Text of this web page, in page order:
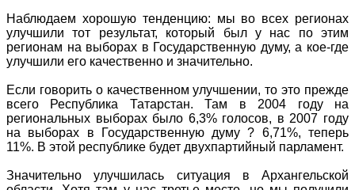
Наблюдаем хорошую тенденцию: мы во всех регионах
улучшили тот результат, который был у нас по этим
регионам на выборах в Государственную думу, а кое-где
улучшили его качественно и значительно.
Если говорить о качественном улучшении, то это прежде
всего Республика Татарстан. Там в 2004 году на
региональных выборах было 6,3% голосов, в 2007 году
на выборах в Государственную думу ? 6,71%, теперь
11%. В этой республике будет двухпартийный парламент.
Значительно улучшилась ситуация в Архангельской